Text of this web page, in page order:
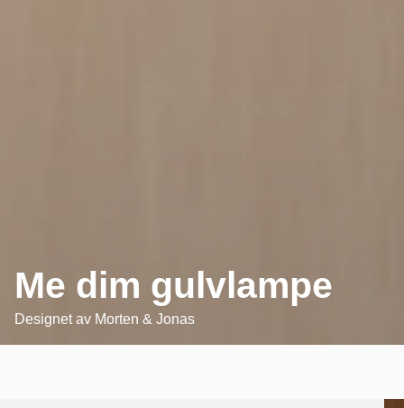
Me dim gulvlampe
Designet av Morten & Jonas